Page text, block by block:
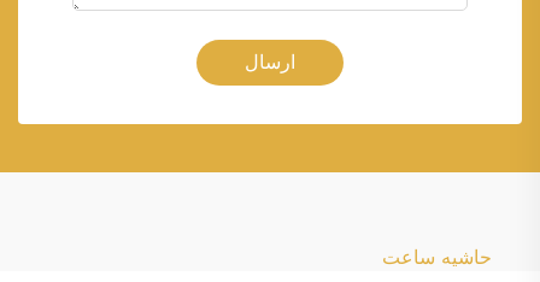
ارسال
حاشیه ساعت